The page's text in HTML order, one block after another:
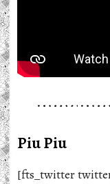
Piu Piu
[fts_twitter